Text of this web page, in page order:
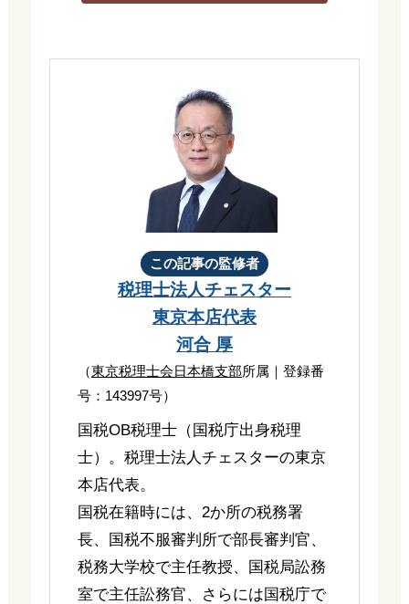
この記事の監修者
税理士法人チェスター
東京本店代表
河合 厚
（東京税理士会日本橋支部所属｜登録番
号：143997号）
国税OB税理士（国税庁出身税理
士）。税理士法人チェスターの東京
本店代表。
国税在籍時には、2か所の税務署
長、国税不服審判所で部長審判官、
税務大学校で主任教授、国税局訟務
室で主任訟務官、さらには国税庁で